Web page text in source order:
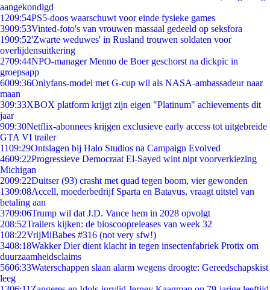
aangekondigd
1209:54PS5-doos waarschuwt voor einde fysieke games
3909:53Vinted-foto's van vrouwen massaal gedeeld op seksfora
1909:52'Zwarte weduwes' in Rusland trouwen soldaten voor
overlijdensuitkering
2709:44NPO-manager Menno de Boer geschorst na dickpic in
groepsapp
6009:36Onlyfans-model met G-cup wil als NASA-ambassadeur naar
maan
309:33XBOX platform krijgt zijn eigen "Platinum" achievements dit
jaar
909:30Netflix-abonnees krijgen exclusieve early access tot uitgebreide
GTA VI trailer
1109:29Ontslagen bij Halo Studios na Campaign Evolved
4609:22Progressieve Democraat El-Sayed wint nipt voorverkiezing
Michigan
2009:22Duitser (93) crasht met quad tegen boom, vier gewonden
1309:08Accell, moederbedrijf Sparta en Batavus, vraagt uitstel van
betaling aan
3709:06Trump wil dat J.D. Vance hem in 2028 opvolgt
208:52Trailers kijken: de bioscoopreleases van week 32
108:22VrijMiBabes #316 (not very sfw!)
3408:18Wakker Dier dient klacht in tegen insectenfabriek Protix om
duurzaamheidsclaims
5606:33Waterschappen slaan alarm wegens droogte: Gereedschapskist
leeg